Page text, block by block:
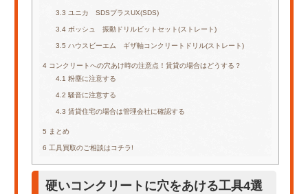
3.3 ユニカ SDSプラスUX(SDS)
3.4 ボッシュ 振動ドリルビットセット(ストレート)
3.5 ハウスビーエム ギザ軸コンクリートドリル(ストレート)
4 コンクリートへの穴あけ時の注意点！賃貸の場合はどうする？
4.1 粉塵に注意する
4.2 騒音に注意する
4.3 賃貸住宅の場合は管理会社に確認する
5 まとめ
6 工具買取のご相談はコチラ!
硬いコンクリートに穴をあける工具4選